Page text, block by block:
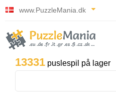
www.PuzzleMania.dk
13331 puslespil på lager